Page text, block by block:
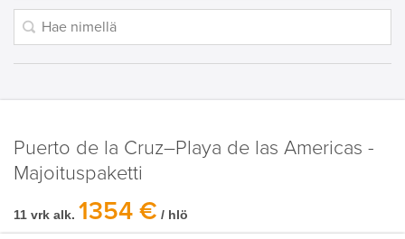
Puerto de la Cruz–Playa de las Americas -
Majoituspaketti
11 vrk alk. 1354 € / hlö